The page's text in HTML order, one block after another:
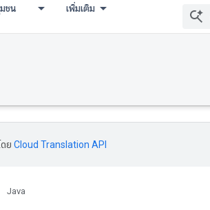
ชน เพิ่มเติม
ย Cloud Translation API
Java